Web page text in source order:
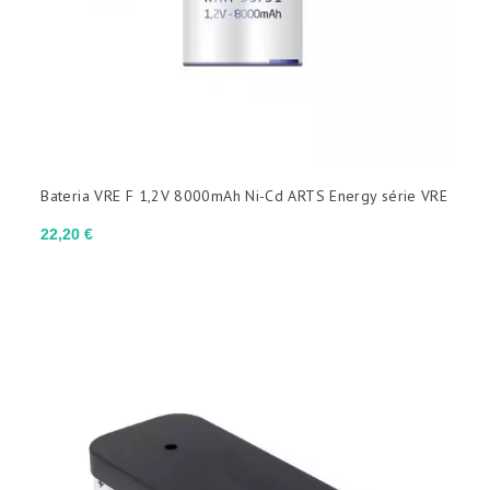
Preço
22,20 €
Bateria VRE F 1,2V 8000mAh Ni-Cd ARTS Energy série VRE